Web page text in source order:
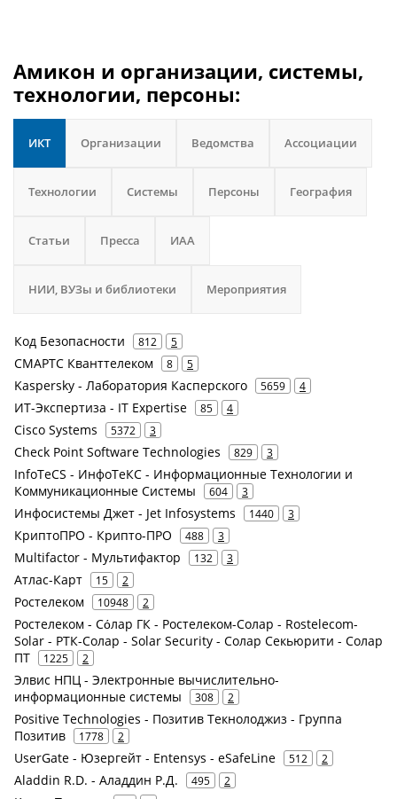
Амикон и организации, системы,
технологии, персоны:
ИКТ Организации Ведомства Ассоциации
Технологии Системы Персоны География
Статьи Пресса ИАА
НИИ, ВУЗы и библиотеки Мероприятия
Код Безопасности 812 5
СМАРТС Кванттелеком 8 5
Kaspersky - Лаборатория Касперского 5659 4
ИТ-Экспертиза - IT Expertise 85 4
Cisco Systems 5372 3
Check Point Software Technologies 829 3
InfoTeCS - ИнфоТеКС - Информационные Технологии и
Коммуникационные Системы
604 3
Инфосистемы Джет - Jet Infosystems 1440 3
КриптоПРО - Крипто-ПРО 488 3
Multifactor - Мультифактор 132 3
Атлас-Карт 15 2
Ростелеком 10948 2
Ростелеком - Сόлар ГК - Ростелеком-Солар - Rostelecom-
Solar - РТК-Солар - Solar Security - Солар Секьюрити - Солар
ПТ
1225 2
Элвис НПЦ - Электронные вычислительно-
информационные системы
308 2
Positive Technologies - Позитив Текнолоджиз - Группа
Позитив
1778 2
UserGate - Юзергейт - Entensys - eSafeLine 512 2
Aladdin R.D. - Аладдин Р.Д. 495 2